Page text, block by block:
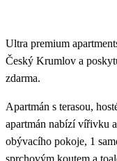
Ultra premium
Český Krumlov a
zdarma.
Apartmán s terasou,
apartmán nabízí vířivku
obývacího pokoje, 1